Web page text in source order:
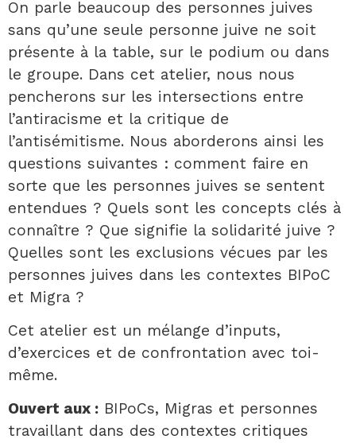
On parle beaucoup des personnes juives
sans qu’une seule personne juive ne soit
présente à la table, sur le podium ou dans
le groupe. Dans cet atelier, nous nous
pencherons sur les intersections entre
l’antiracisme et la critique de
l’antisémitisme. Nous aborderons ainsi les
questions suivantes : comment faire en
sorte que les personnes juives se sentent
entendues ? Quels sont les concepts clés à
connaître ? Que signifie la solidarité juive ?
Quelles sont les exclusions vécues par les
personnes juives dans les contextes BIPoC
et Migra ?
Cet atelier est un mélange d’inputs,
d’exercices et de confrontation avec toi-
même.
Ouvert aux : BIPoCs, Migras et personnes
travaillant dans des contextes critiques